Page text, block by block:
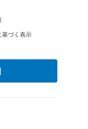
基づく表示